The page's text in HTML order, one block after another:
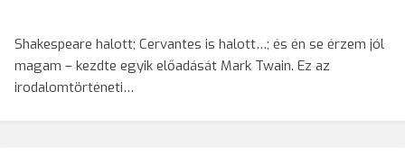
Shakespeare halott; Cervantes is halott…; és én se érzem jól
magam – kezdte egyik előadását Mark Twain. Ez az
irodalomtörténeti…